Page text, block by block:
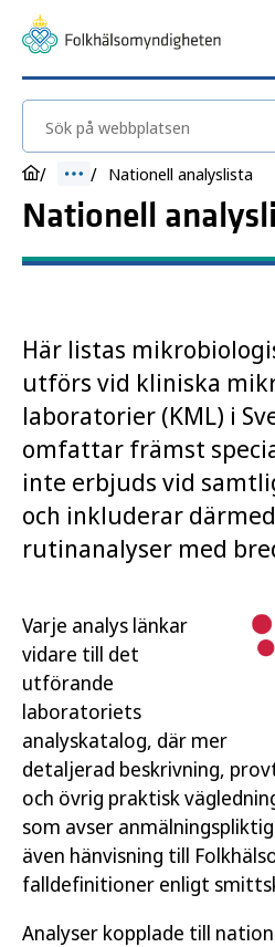
Sök på webbplatsen
Nationell analyslista
Nationell
Här listas
utförs vid kliniska
laboratorier (KML) i
omfattar främst
inte erbjuds vid
och inkluderar
rutinanalyser med
Varje analys länkar
vidare till det
utförande
laboratoriets
analyskatalog, där mer
detaljerad beskrivning,
och övrig praktisk
som avser
även hänvisning till
falldefinitioner enligt
Analyser kopplade till